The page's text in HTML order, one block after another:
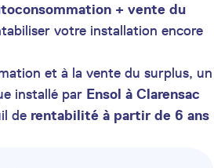
+ vente du
votre installation encore
et à la vente du surplus, un
installé par Ensol à Clarensac
de rentabilité à partir de 6 ans